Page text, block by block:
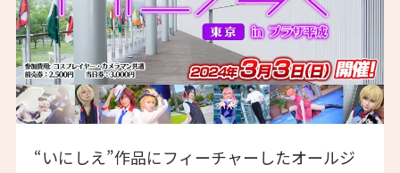
“いにしえ”作品にフィーチャーしたオールジ